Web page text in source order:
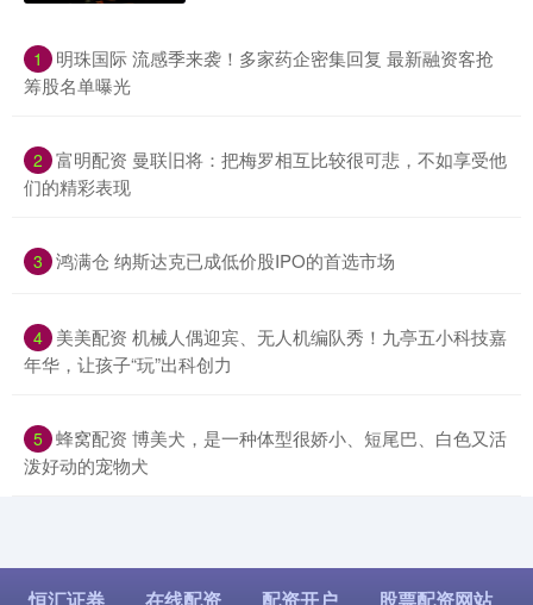
1
​明珠国际 流感季来袭！多家药企密集回复 最新融资客抢
筹股名单曝光
2 ​富明配资 曼联旧将：把梅罗相互比较很可悲，不如享受他
们的精彩表现
3 ​鸿满仓 纳斯达克已成低价股IPO的首选市场
4 ​美美配资 机械人偶迎宾、无人机编队秀！九亭五小科技嘉
年华，让孩子“玩”出科创力
5 ​蜂窝配资 博美犬，是一种体型很娇小、短尾巴、白色又活
泼好动的宠物犬